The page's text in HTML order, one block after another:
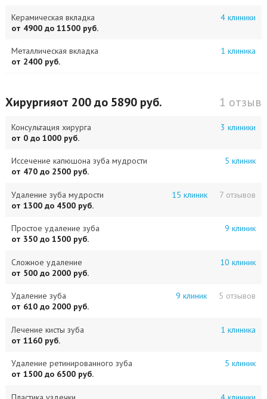
Керамическая вкладка
4 клиники
от 4900 до 11500 руб.
Металлическая вкладка
1 клиника
от 2400 руб.
Хирургия 1 отзыв
от 200 до 5890 руб.
Консультация хирурга
3 клиники
от 0 до 1000 руб.
Иссечение капюшона зуба мудрости
5 клиник
от 470 до 2500 руб.
Удаление зуба мудрости 7 отзывов
15 клиник
от 1300 до 4500 руб.
Простое удаление зуба
9 клиник
от 350 до 1500 руб.
Сложное удаление
10 клиник
от 500 до 2000 руб.
Удаление зуба 5 отзывов
9 клиник
от 610 до 2000 руб.
Лечение кисты зуба
1 клиника
от 1160 руб.
Удаление ретинированного зуба
5 клиник
от 1500 до 6500 руб.